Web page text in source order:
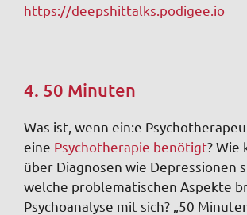
https://deepshittalks.podigee.io
4. 50 Minuten
Was ist, wenn ein:e
eine Psychotherapie benötigt? Wie
über Diagnosen wie Depressionen
welche problematischen Aspekte
Psychoanalyse mit sich? „50